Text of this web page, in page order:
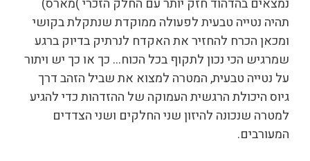
תהיה נטייה טבעית לפעולה ממוקדת שנתקלת בקושי
ומכאן הכרח להחזיר את האקדח לנרתיק בדיוק ברגע
שמרגיש הכי נכון לתקוף בכל הכוח… כך או כך יש ויתור
על נטייה טבעית, המטרה למצוא את שביל הזהב דרך
גיוס היכולת הרגשית העמוקה של ההזדהות כדי להגיע
למטרה שנכונה להיזון שני החלקים ושני הצדדים
המעורבים.